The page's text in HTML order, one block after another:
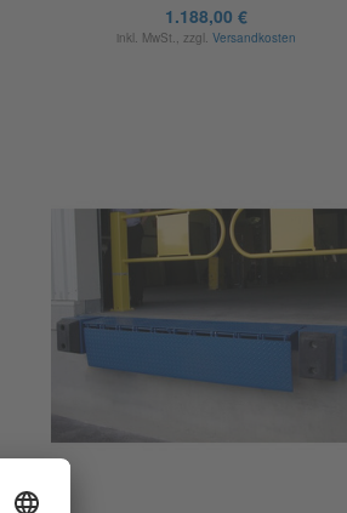
1.188,00 €
inkl. MwSt., zzgl. Versandkosten